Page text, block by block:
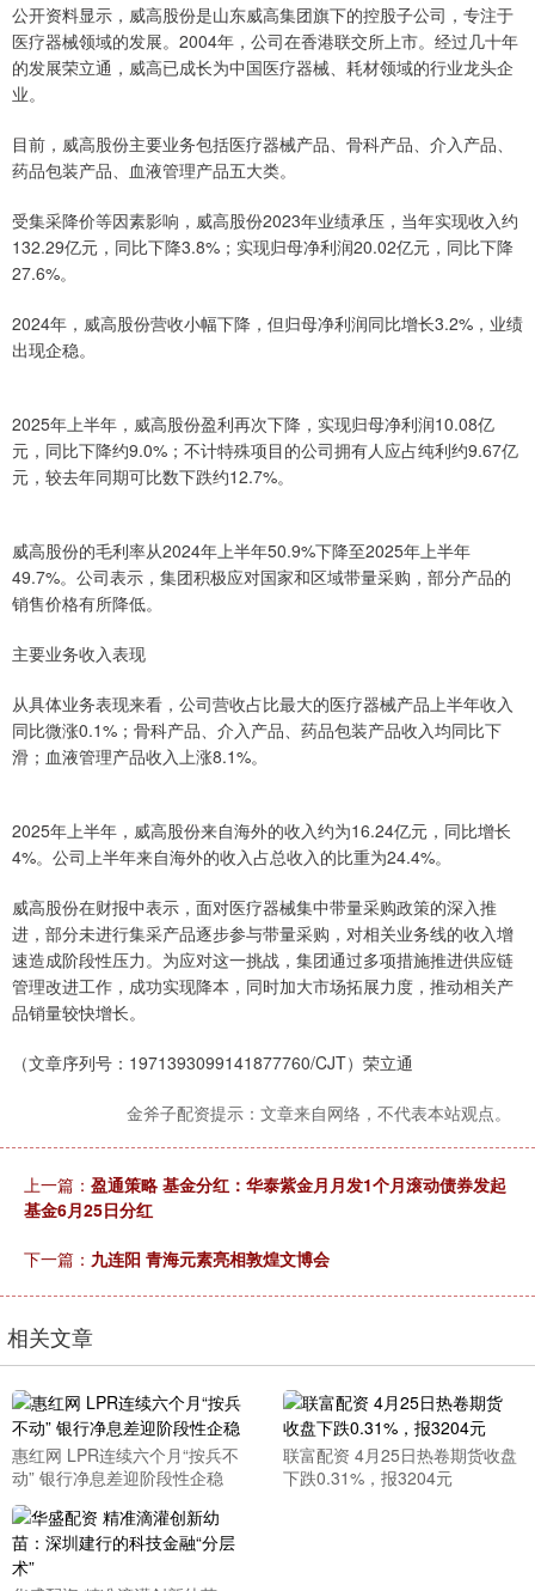
公开资料显示，威高股份是山东威高集团旗下的控股子公司，专注于
医疗器械领域的发展。2004年，公司在香港联交所上市。经过几十年
的发展荣立通，威高已成长为中国医疗器械、耗材领域的行业龙头企
业。
目前，威高股份主要业务包括医疗器械产品、骨科产品、介入产品、
药品包装产品、血液管理产品五大类。
受集采降价等因素影响，威高股份2023年业绩承压，当年实现收入约
132.29亿元，同比下降3.8%；实现归母净利润20.02亿元，同比下降
27.6%。
2024年，威高股份营收小幅下降，但归母净利润同比增长3.2%，业绩
出现企稳。
2025年上半年，威高股份盈利再次下降，实现归母净利润10.08亿
元，同比下降约9.0%；不计特殊项目的公司拥有人应占纯利约9.67亿
元，较去年同期可比数下跌约12.7%。
威高股份的毛利率从2024年上半年50.9%下降至2025年上半年
49.7%。公司表示，集团积极应对国家和区域带量采购，部分产品的
销售价格有所降低。
主要业务收入表现
从具体业务表现来看，公司营收占比最大的医疗器械产品上半年收入
同比微涨0.1%；骨科产品、介入产品、药品包装产品收入均同比下
滑；血液管理产品收入上涨8.1%。
2025年上半年，威高股份来自海外的收入约为16.24亿元，同比增长
4%。公司上半年来自海外的收入占总收入的比重为24.4%。
威高股份在财报中表示，面对医疗器械集中带量采购政策的深入推
进，部分未进行集采产品逐步参与带量采购，对相关业务线的收入增
速造成阶段性压力。为应对这一挑战，集团通过多项措施推进供应链
管理改进工作，成功实现降本，同时加大市场拓展力度，推动相关产
品销量较快增长。
（文章序列号：1971393099141877760/CJT）荣立通
金斧子配资提示：文章来自网络，不代表本站观点。
上一篇： 盈通策略 基金分红：华泰紫金月月发1个月滚动债券发起
基金6月25日分红
下一篇： 九连阳 青海元素亮相敦煌文博会
相关文章
惠红网 LPR连续六个月“按兵不
动” 银行净息差迎阶段性企稳
联富配资 4月25日热卷期货收盘
下跌0.31%，报3204元